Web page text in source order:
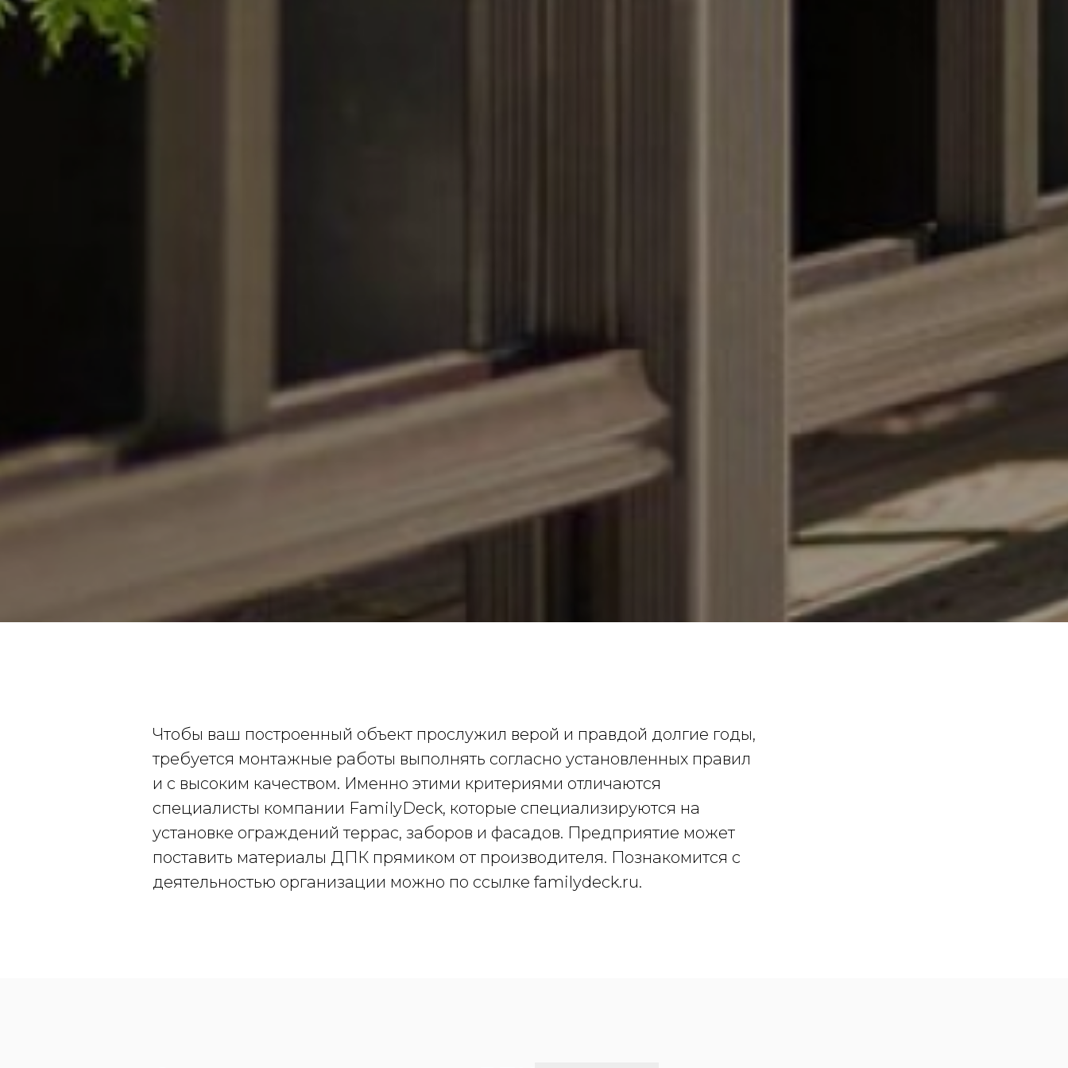
Чтобы ваш построенный объект прослужил верой и правдой долгие годы,
требуется монтажные работы выполнять согласно установленных правил
и с высоким качеством. Именно этими критериями отличаются
специалисты компании FamilyDeck, которые специализируются на
установке ограждений террас, заборов и фасадов. Предприятие может
поставить материалы ДПК прямиком от производителя. Познакомится с
деятельностью организации можно по ссылке familydeck.ru.